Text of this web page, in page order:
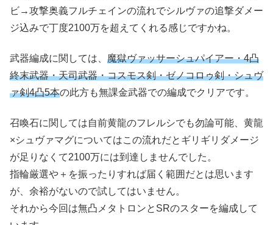
ビ→攻撃奥義フルチェインの流れでシルヴァの追撃ダメー
ジ込みで丁度2100万を超えてくれる感じですかね。
武器編成に関しては、 魔獄ヴァッサーシュパイアー・4凸
終末武器・天司武器・コスモス剣・ゼノコロゥ剣・シュヴ
ァ剣4凸5本の此方も無課金武器での編成でクリアです。
召喚石に関しては自前黄龍のフレルシでも勿論可能、黄龍
×シュヴァマグについてはこの流れだとギリギリダメージ
が足りなくて2100万には到達しませんでした。
指輪厳選や＋を振ったりすれば届く範囲だとは思います
が、余裕がないので試してはいません。
それから今回は無凸メタトロンとSRのスターを編成して